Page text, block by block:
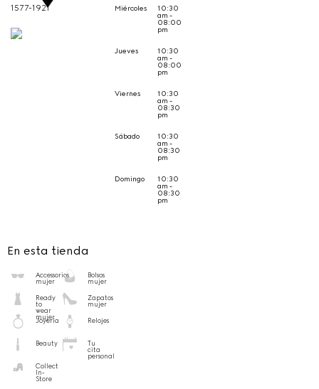
1577-1921
Miércoles 10:30
am -
08:00
pm
Jueves 10:30
am -
08:00
pm
Viernes 10:30
am -
08:30
pm
Sábado 10:30
am -
08:30
pm
Domingo 10:30
am -
08:30
pm
En esta tienda
Accessorios
mujer
Bolsos
mujer
Ready
to
wear
mujer
Zapatos
mujer
Joyería Relojes
Beauty
Tu
cita
personal
Collect
In-
Store